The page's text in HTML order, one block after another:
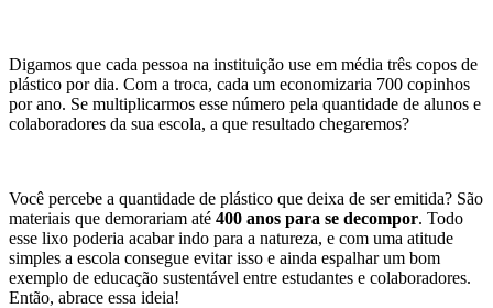
Digamos que cada pessoa na instituição use em média três copos de
plástico por dia. Com a troca, cada um economizaria 700 copinhos
por ano. Se multiplicarmos esse número pela quantidade de alunos e
colaboradores da sua escola, a que resultado chegaremos?
Você percebe a quantidade de plástico que deixa de ser emitida? São
materiais que demorariam até 400 anos para se decompor. Todo
esse lixo poderia acabar indo para a natureza, e com uma atitude
simples a escola consegue evitar isso e ainda espalhar um bom
exemplo de educação sustentável entre estudantes e colaboradores.
Então, abrace essa ideia!